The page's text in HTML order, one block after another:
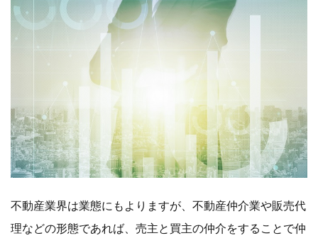
不動産業界は業態にもよりますが、不動産仲介業や販売代
理などの形態であれば、売主と買主の仲介をすることで仲